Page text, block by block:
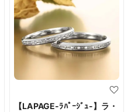
【LAPAGE-ﾗﾊﾟｰｼﾞｭ-】ラ・